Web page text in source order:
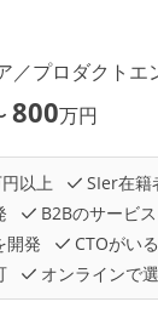
／プロダクトエ
800万円
以上
SIer在籍
B2Bのサービ
開発
CTOがいる
オンラインで